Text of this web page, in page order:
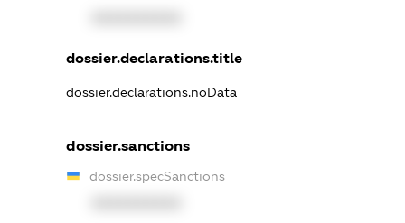
dossier.declarations.title
dossier.declarations.noData
dossier.sanctions
dossier.specSanctions